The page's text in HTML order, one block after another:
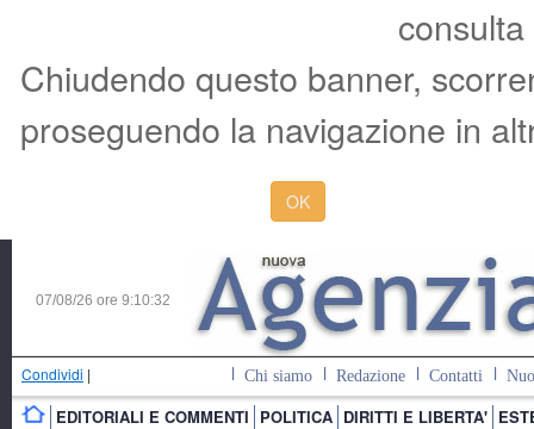
Chiudendo questo banner,
proseguendo la navigazione in
OK
07/08/26 ore 9:10:33
Condividi | Chi siamo Redazione Contatti
EDITORIALI E COMMENTI POLITICA DIRITTI E LIBERTA'